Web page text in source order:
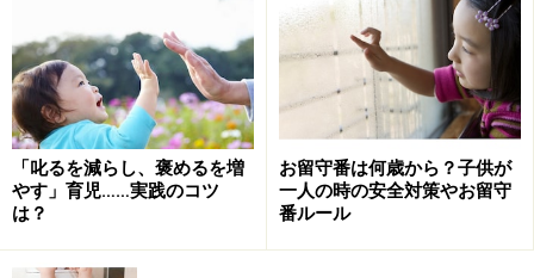
1.聞き上手になる
相槌を打ちながら、話を聞きましょう
子どもの話は、笑顔で優しく相づちをうちながら聞いて
「叱るを減らし、褒めるを増
やす」育児……実践のコツ
は？
お留守番は何歳から？子供が
一人の時の安全対策やお留守
番ルール